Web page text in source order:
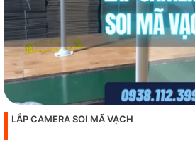
LẮP CAMERA SOI MÃ VẠCH